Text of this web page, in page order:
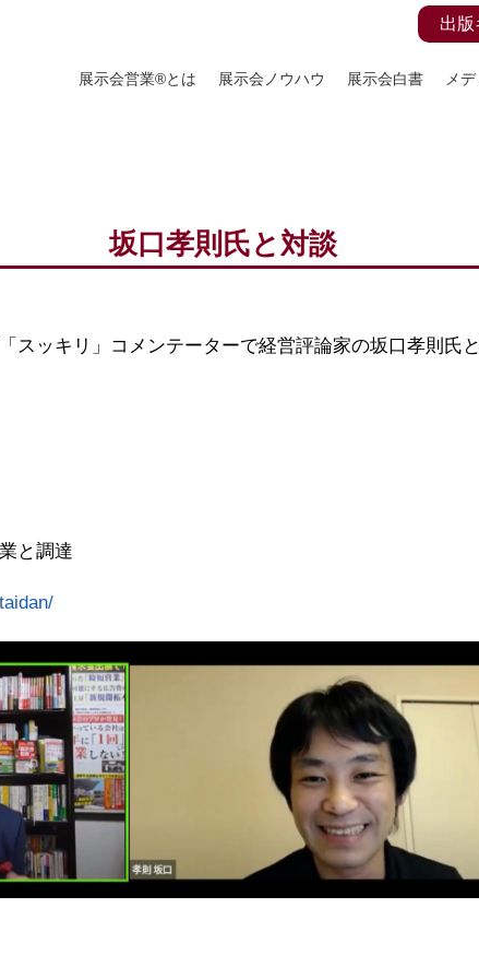
出版
展示会営業®とは 展示会ノウハウ 展示会白書 メ
坂口孝則氏と対談
スッキリ」コメンテーターで経営評論家の坂口孝則氏と
と調達